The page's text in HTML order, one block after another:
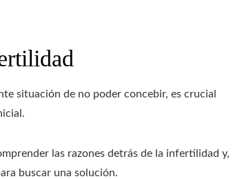
situación de no poder concebir, es crucial
las razones detrás de la infertilidad y,
buscar una solución.